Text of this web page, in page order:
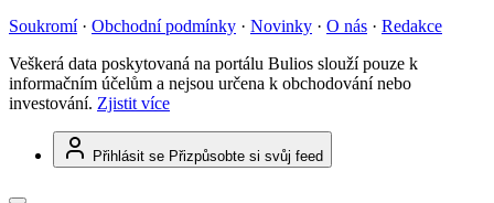
Soukromí · Obchodní podmínky · Novinky · O nás · Redakce
Veškerá data poskytovaná na portálu Bulios slouží pouze k
informačním účelům a nejsou určena k obchodování nebo
investování. Zjistit více
Přihlásit se Přizpůsobte si svůj feed